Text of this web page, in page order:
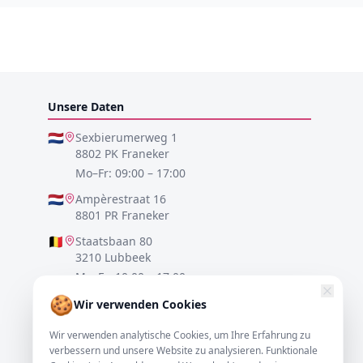
🍪Wir verwenden Cookies
Wir verwenden analytische Cookies, um Ihre Erfahrung zu
verbessern und unsere Website zu analysieren. Funktionale
Unsere Daten
🇳🇱
Sexbierumerweg 1
8802 PK Franeker
Mo–Fr: 09:00 – 17:00
🇳🇱
Ampèrestraat 16
8801 PR Franeker
🇧🇪
Staatsbaan 80
3210 Lubbeek
Mo–Fr: 10:00 – 17:00
🇩🇪
Lister Meile 48
Mo–Fr: 10:00 – 17:00